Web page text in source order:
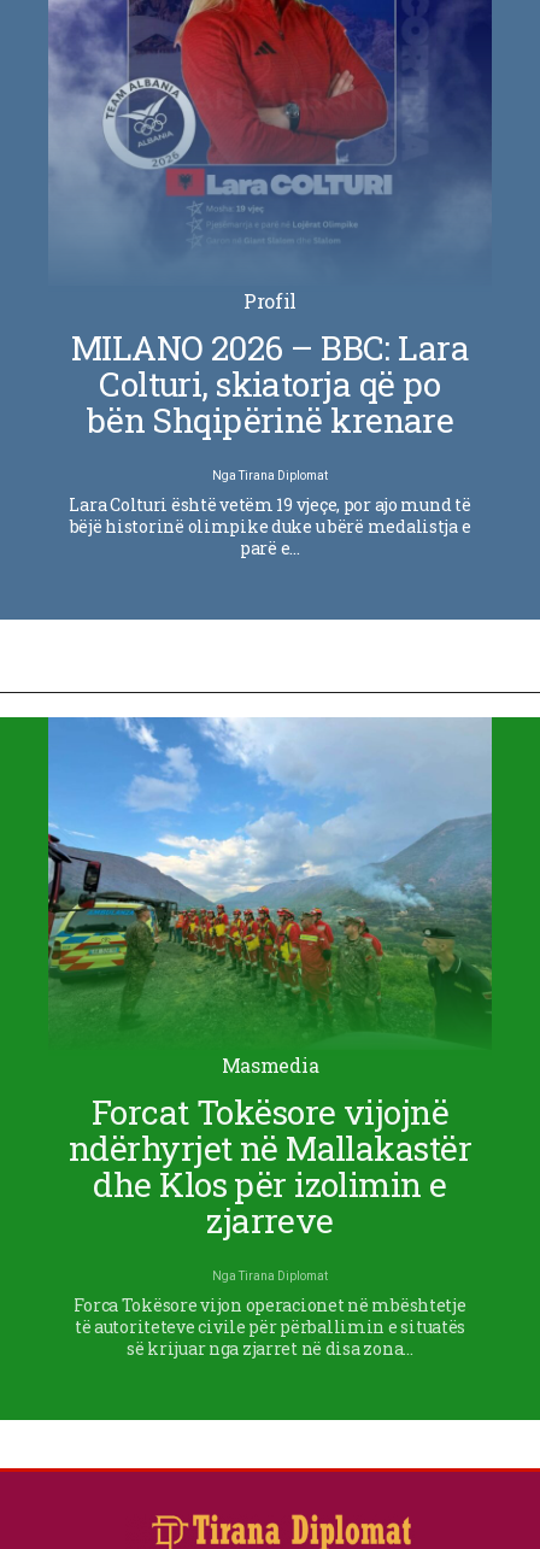
Profil
MILANO 2026 – BBC: Lara
Colturi, skiatorja që po
bën Shqipërinë krenare
Nga Tirana Diplomat
Lara Colturi është vetëm 19 vjeçe, por ajo mund të
bëjë historinë olimpike duke u bërë medalistja e
parë e…
Masmedia
Forcat Tokësore vijojnë
ndërhyrjet në Mallakastër
dhe Klos për izolimin e
zjarreve
Nga Tirana Diplomat
Forca Tokësore vijon operacionet në mbështetje
të autoriteteve civile për përballimin e situatës
së krijuar nga zjarret në disa zona…